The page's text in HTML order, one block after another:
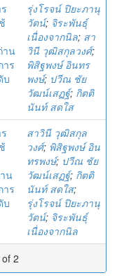
าน
าร
บ
รุ่งโรจน์ ปิยะภานุ
วัตน์; จิระพันธุ์
เนื่องจากนิล; สา
วินี วุฒิสกุลวงศ์;
พิสิฐพงษ์ อินทร
พงษ์; ปวีณ ชัย
วัฒน์เสฏฐ์; กิตติ
นันท์ สดใส
น
าร
บ
สาวินี วุฒิสกุล
วงศ์; พิสิฐพงษ์ อิน
ทรพงษ์; ปวีณ ชัย
วัฒน์เสฏฐ์; กิตติ
นันท์ สดใส;
รุ่งโรจน์ ปิยะภานุ
วัตน์; จิระพันธุ์
เนื่องจากนิล
2